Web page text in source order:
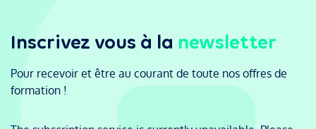
Inscrivez vous à la newsletter
Pour recevoir et être au courant de toute nos offres de
formation !